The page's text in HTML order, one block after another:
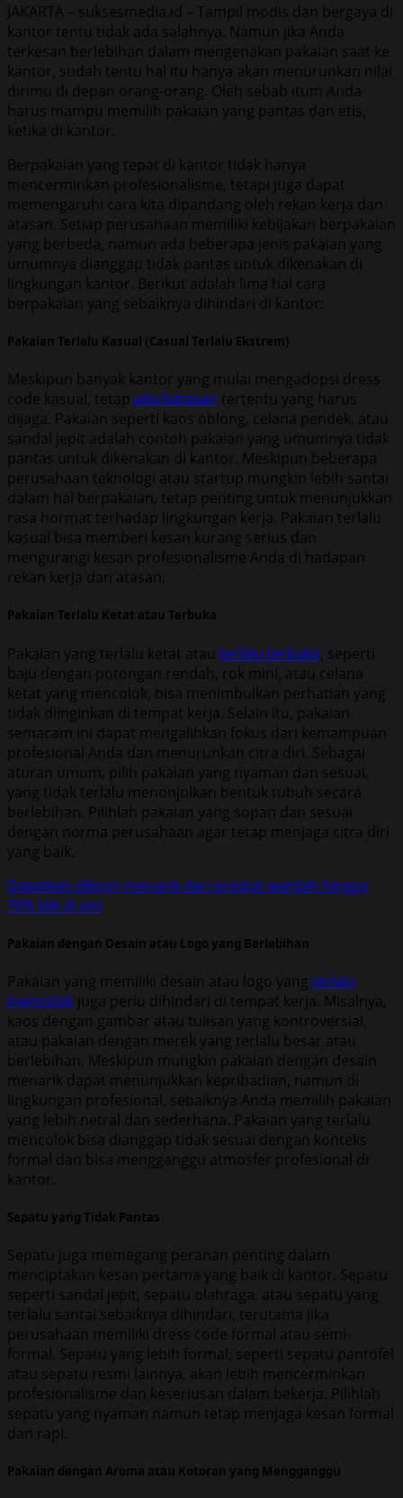
JAKARTA – suksesmedia.id – Tampil modis dan bergaya di
kantor tentu tidak ada salahnya. Namun jika Anda
terkesan berlebihan dalam mengenakan pakaian saat ke
kantor, sudah tentu hal itu hanya akan menurunkan nilai
dirimu di depan orang-orang. Oleh sebab itum Anda
harus mampu memilih pakaian yang pantas dan etis,
ketika di kantor.
Berpakaian yang tepat di kantor tidak hanya
mencerminkan profesionalisme, tetapi juga dapat
memengaruhi cara kita dipandang oleh rekan kerja dan
atasan. Setiap perusahaan memiliki kebijakan berpakaian
yang berbeda, namun ada beberapa jenis pakaian yang
umumnya dianggap tidak pantas untuk dikenakan di
lingkungan kantor. Berikut adalah lima hal cara
berpakaian yang sebaiknya dihindari di kantor:
Pakaian Terlalu Kasual (Casual Terlalu Ekstrem)
Meskipun banyak kantor yang mulai mengadopsi dress
code kasual, tetap ada batasan tertentu yang harus
dijaga. Pakaian seperti kaos oblong, celana pendek, atau
sandal jepit adalah contoh pakaian yang umumnya tidak
pantas untuk dikenakan di kantor. Meskipun beberapa
perusahaan teknologi atau startup mungkin lebih santai
dalam hal berpakaian, tetap penting untuk menunjukkan
rasa hormat terhadap lingkungan kerja. Pakaian terlalu
kasual bisa memberi kesan kurang serius dan
mengurangi kesan profesionalisme Anda di hadapan
rekan kerja dan atasan.
Pakaian Terlalu Ketat atau Terbuka
Pakaian yang terlalu ketat atau terlalu terbuka, seperti
baju dengan potongan rendah, rok mini, atau celana
ketat yang mencolok, bisa menimbulkan perhatian yang
tidak diinginkan di tempat kerja. Selain itu, pakaian
semacam ini dapat mengalihkan fokus dari kemampuan
profesional Anda dan menurunkan citra diri. Sebagai
aturan umum, pilih pakaian yang nyaman dan sesuai,
yang tidak terlalu menonjolkan bentuk tubuh secara
berlebihan. Pilihlah pakaian yang sopan dan sesuai
dengan norma perusahaan agar tetap menjaga citra diri
yang baik.
Dapatkan dikson menarik dari produk wardah hingga
70% klik di sini
Pakaian dengan Desain atau Logo yang Berlebihan
Pakaian yang memiliki desain atau logo yang terlalu
mencolok juga perlu dihindari di tempat kerja. Misalnya,
kaos dengan gambar atau tulisan yang kontroversial,
atau pakaian dengan merek yang terlalu besar atau
berlebihan. Meskipun mungkin pakaian dengan desain
menarik dapat menunjukkan kepribadian, namun di
lingkungan profesional, sebaiknya Anda memilih pakaian
yang lebih netral dan sederhana. Pakaian yang terlalu
mencolok bisa dianggap tidak sesuai dengan konteks
formal dan bisa mengganggu atmosfer profesional di
kantor.
Sepatu yang Tidak Pantas
Sepatu juga memegang peranan penting dalam
menciptakan kesan pertama yang baik di kantor. Sepatu
seperti sandal jepit, sepatu olahraga, atau sepatu yang
terlalu santai sebaiknya dihindari, terutama jika
perusahaan memiliki dress code formal atau semi-
formal. Sepatu yang lebih formal, seperti sepatu pantofel
atau sepatu resmi lainnya, akan lebih mencerminkan
profesionalisme dan keseriusan dalam bekerja. Pilihlah
sepatu yang nyaman namun tetap menjaga kesan formal
dan rapi.
Pakaian dengan Aroma atau Kotoran yang Mengganggu